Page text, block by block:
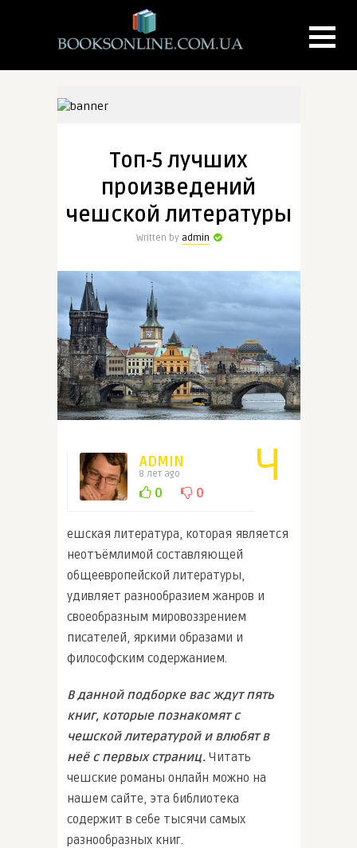
Топ-5 лучших
произведений
чешской литературы
Written by admin
ADMIN
8 лет ago
0 0
Ч
ешская литература, которая является
неотъёмлимой составляющей
общеевропейской литературы,
удивляет разнообразием жанров и
своеобразным мировоззрением
писателей, яркими образами и
философским содержанием.
В данной подборке вас ждут пять
книг, которые познакомят с
чешской литературой и влюбят в
неё с первых страниц. Читать
чешские романы онлайн можно на
нашем сайте, эта библиотека
содержит в себе тысячи самых
разнообразных книг.